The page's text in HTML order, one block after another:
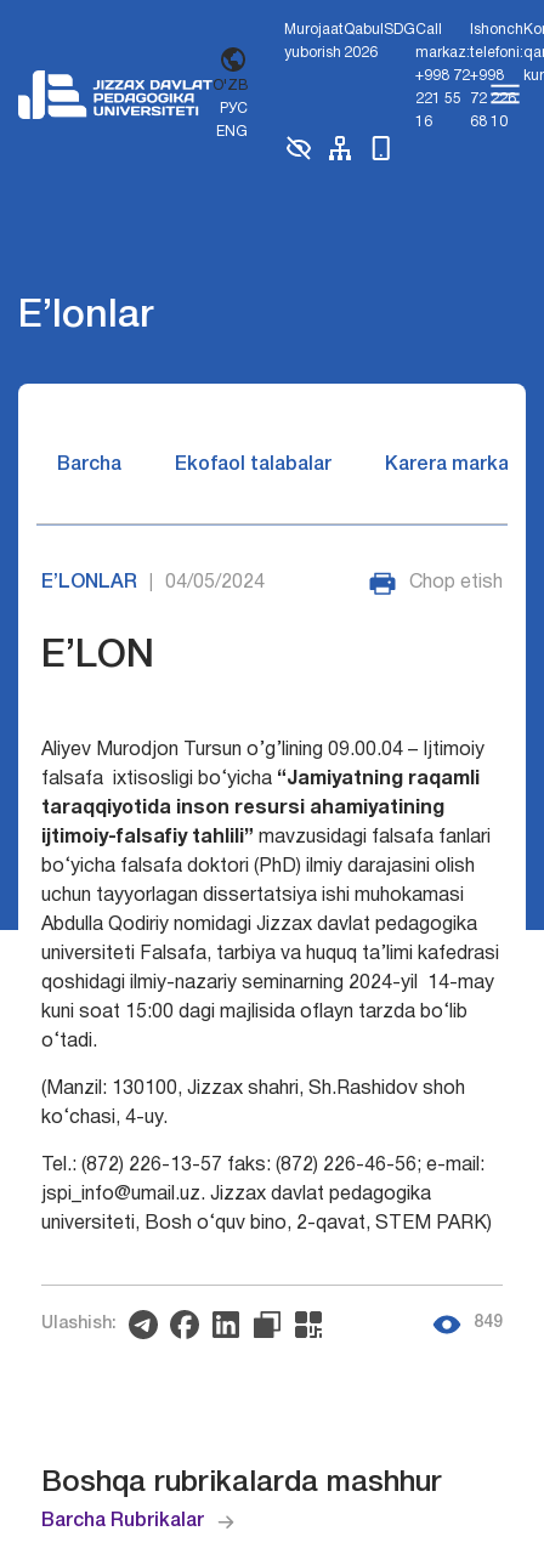
O'ZB
РУС
ENG
Murojaat
yuborish
Qabul
2026
SDGCall
markaz:
+998 72
221 55
16
Ishonch
telefoni:
+998
72 226
68 10
E’lonlar
Barcha Ekofaol talabalar Karera markazi
E’LONLAR 04/05/2024 Chop etish
E’LON
Aliyev Murodjon Tursun o’g’lining 09.00.04 – Ijtimoiy
falsafa ixtisosligi bo‘yicha “Jamiyatning raqamli
taraqqiyotida inson resursi ahamiyatining
ijtimoiy-falsafiy tahlili” mavzusidagi falsafa fanlari
bo‘yicha falsafa doktori (PhD) ilmiy darajasini olish
uchun tayyorlagan dissertatsiya ishi muhokamasi
Abdulla Qodiriy nomidagi Jizzax davlat pedagogika
universiteti Falsafa, tarbiya va huquq ta’limi kafedrasi
qoshidagi ilmiy-nazariy seminarning 2024-yil 14-may
kuni soat 15:00 dagi majlisida oflayn tarzda bo‘lib
o‘tadi.
(Manzil: 130100, Jizzax shahri, Sh.Rashidov shoh
ko‘chasi, 4-uy.
Tel.: (872) 226-13-57 faks: (872) 226-46-56; e-mail:
jspi_info@umail.uz. Jizzax davlat pedagogika
universiteti, Bosh o‘quv bino, 2-qavat, STEM PARK)
Ulashish: 849
Boshqa rubrikalarda mashhur
Barcha Rubrikalar